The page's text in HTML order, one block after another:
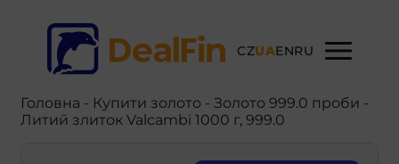
CZUAENRU
Головна - Купити золото - Золото 999.0 проби -
Литий злиток Valcambi 1000 г, 999.0